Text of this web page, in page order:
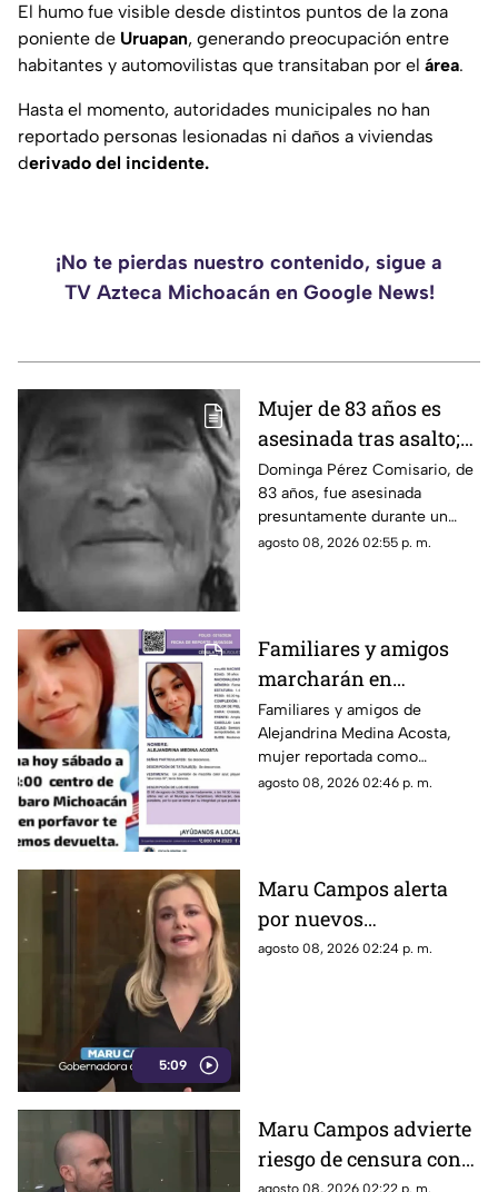
El humo fue visible desde distintos puntos de la zona
poniente de Uruapan, generando preocupación entre
habitantes y automovilistas que transitaban por el área.
Hasta el momento, autoridades municipales no han
reportado personas lesionadas ni daños a viviendas
derivado del incidente.
¡No te pierdas nuestro contenido, sigue a
TV Azteca Michoacán en Google News!
Mujer de 83 años es
asesinada tras asalto;
le robaron los $90 que
había ganado
vendiendo cemitas
Dominga Pérez Comisario, de
83 años, fue asesinada
presuntamente durante un
asalto en Amozoc, Puebla,
agosto 08, 2026 02:55 p. m.
Familiares y amigos
marcharán en
Tacámbaro para exigir
la localización de
Alejandrina Medina
Familiares y amigos de
Alejandrina Medina Acosta,
mujer reportada como
desaparecida en Tacámbaro,
agosto 08, 2026 02:46 p. m.
5:09
Maru Campos alerta
por nuevos
lineamientos: “Podrían
agosto 08, 2026 02:24 p. m.
Maru Campos advierte
riesgo de censura con
agosto 08, 2026 02:22 p. m.